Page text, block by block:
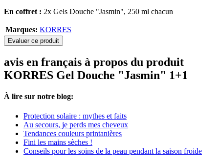
En coffret : 2x Gels Douche "Jasmin", 250 ml chacun
Marques: KORRES
Evaluer ce produit
avis en français à propos du produit
KORRES Gel Douche "Jasmin" 1+1
À lire sur notre blog:
Protection solaire : mythes et faits
Au secours, je perds mes cheveux
Tendances couleurs printanières
Fini les mains sèches !
Conseils pour les soins de la peau pendant la saison froide